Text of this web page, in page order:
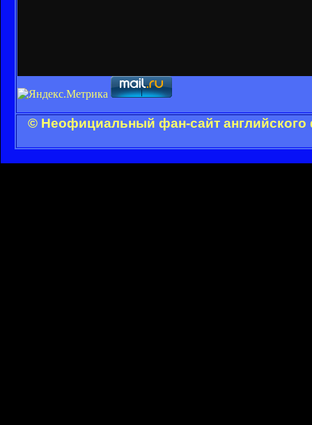
© Неофициальный фан-сайт английского